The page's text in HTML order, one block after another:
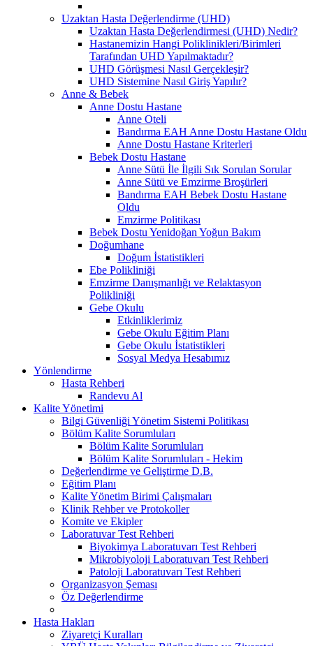
Uzaktan Hasta Değerlendirme (UHD)
Uzaktan Hasta Değerlendirmesi (UHD) Nedir?
Hastanemizin Hangi Poliklinikleri/Birimleri
Tarafından UHD Yapılmaktadır?
UHD Görüşmesi Nasıl Gerçekleşir?
UHD Sistemine Nasıl Giriş Yapılır?
Anne & Bebek
Anne Dostu Hastane
Anne Oteli
Bandırma EAH Anne Dostu Hastane Oldu
Anne Dostu Hastane Kriterleri
Bebek Dostu Hastane
Anne Sütü İle İlgili Sık Sorulan Sorular
Anne Sütü ve Emzirme Broşürleri
Bandırma EAH Bebek Dostu Hastane
Oldu
Emzirme Politikası
Bebek Dostu Yenidoğan Yoğun Bakım
Doğumhane
Doğum İstatistikleri
Ebe Polikliniği
Emzirme Danışmanlığı ve Relaktasyon
Polikliniği
Gebe Okulu
Etkinliklerimiz
Gebe Okulu Eğitim Planı
Gebe Okulu İstatistikleri
Sosyal Medya Hesabımız
Yönlendirme
Hasta Rehberi
Randevu Al
Kalite Yönetimi
Bilgi Güvenliği Yönetim Sistemi Politikası
Bölüm Kalite Sorumluları
Bölüm Kalite Sorumluları
Bölüm Kalite Sorumluları - Hekim
Değerlendirme ve Geliştirme D.B.
Eğitim Planı
Kalite Yönetim Birimi Çalışmaları
Klinik Rehber ve Protokoller
Komite ve Ekipler
Laboratuvar Test Rehberi
Biyokimya Laboratuvarı Test Rehberi
Mikrobiyoloji Laboratuvarı Test Rehberi
Patoloji Laboratuvarı Test Rehberi
Organizasyon Şeması
Öz Değerlendirme
Hasta Hakları
Ziyaretçi Kuralları